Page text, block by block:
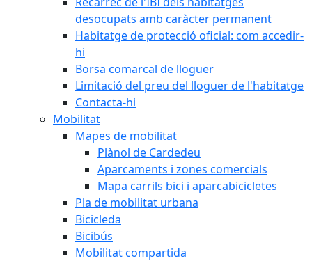
desocupats amb caràcter permanent
Habitatge de protecció oficial: com accedir-
hi
Borsa comarcal de lloguer
Limitació del preu del lloguer de l'habitatge
Contacta-hi
Mobilitat
Mapes de mobilitat
Plànol de Cardedeu
Aparcaments i zones comercials
Mapa carrils bici i aparcabicicletes
Pla de mobilitat urbana
Bicicleda
Bicibús
Mobilitat compartida